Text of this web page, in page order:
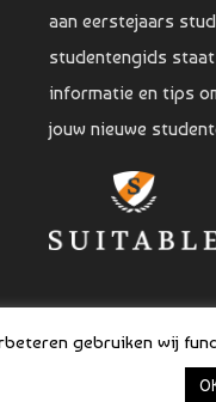
aan eerstejaars
studentengids
informatie en tips
jouw nieuwe
gebruiken wij